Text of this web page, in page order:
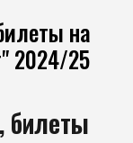
на
2024/25
билеты